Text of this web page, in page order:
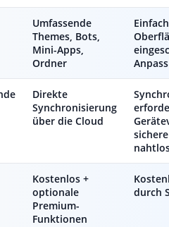
Umfassende
Themes, Bots,
Mini-Apps,
Ordner
Direkte
Synchronisierung
über die Cloud
Kostenlos +
optionale
Premium-
Funktionen
durch